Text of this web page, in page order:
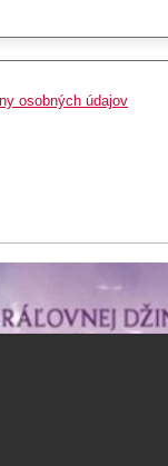
osobných údajov